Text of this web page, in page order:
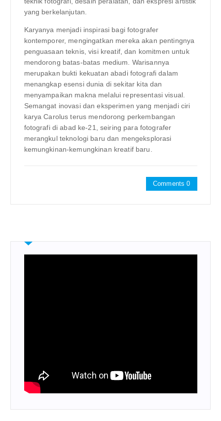
yang berkelanjutan.
Karyanya menjadi inspirasi bagi fotografer
kontemporer, mengingatkan mereka akan pentingnya
penguasaan teknis, visi kreatif, dan komitmen untuk
mendorong batas-batas medium. Warisannya
merupakan bukti kekuatan abadi fotografi dalam
menangkap esensi dunia di sekitar kita dan
menyampaikan makna melalui representasi visual.
Semangat inovasi dan eksperimen yang menjadi ciri
karya Carolus terus mendorong perkembangan
fotografi di abad ke-21, seiring para fotografer
merangkul teknologi baru dan mengeksplorasi
kemungkinan-kemungkinan kreatif baru.
Comments 0